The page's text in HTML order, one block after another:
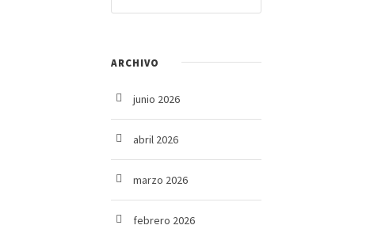
ARCHIVO
junio 2026
abril 2026
marzo 2026
febrero 2026